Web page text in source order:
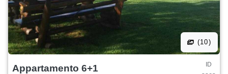
(10)
Appartamento 6+1
ID